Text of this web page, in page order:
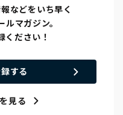
などをいち早く
マガジン。
ください！
する
見る